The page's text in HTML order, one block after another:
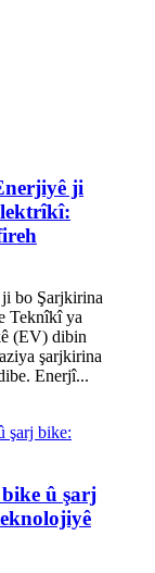
ji
bo Şarjkirina
Teknîkî ya
(EV) dibin
şarjkirina
Enerjî...
û şarj